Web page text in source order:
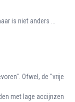
is niet anders ...
Ofwel, de "vrije
met lage accijnzen